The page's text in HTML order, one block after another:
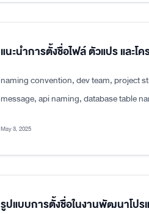
แนะนำการตั้งชื่อไฟล์ ตัวแปร และโ
naming convention, dev team, project
message, api naming, database table
May 3, 2025
รูปแบบการตั้งชื่อในงานพัฒนาโปร